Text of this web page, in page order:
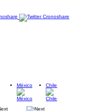
México Chile